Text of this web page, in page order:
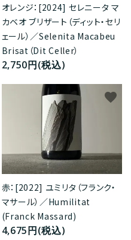
オレンジ：[2024] セレニータ マ
カベオ ブリザート（ディット・セリ
ェール）／Selenita Macabeu
Brisat（Dit Celler）
2,750円(税込)
赤：[2022] ユミリタ（フランク・
マサール）／Humilitat
(Franck Massard)
4,675円(税込)
favorite